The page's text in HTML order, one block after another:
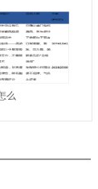
标
菌
么